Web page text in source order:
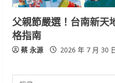
父親節嚴選！台南新天
格指南
蔡 永源 2026 年 7 月 30